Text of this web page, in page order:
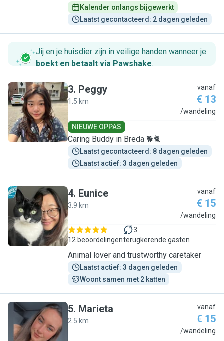
Kalender onlangs bijgewerkt
Laatst gecontacteerd: 2 dagen geleden
Jij en je huisdier zijn in veilige handen wanneer je
boekt en betaalt via Pawshake.
P
3. Peggy
1.5 km
vanaf
€ 13
/wandeling
NIEUWE OPPAS
Caring Buddy in Breda 🐕🐈
Laatst gecontacteerd: 8 dagen geleden
Laatst actief: 3 dagen geleden
E
4. Eunice
3.9 km
vanaf
€ 15
/wandeling
12 beoordelingen
3
terugkerende gasten
Animal lover and trustworthy caretaker
Laatst actief: 3 dagen geleden
Woont samen met 2 katten
M
5. Marieta
2.5 km
vanaf
€ 15
/wandeling